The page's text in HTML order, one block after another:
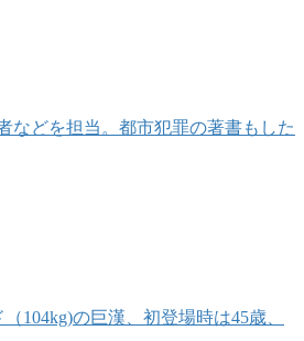
などを担当。都市犯罪の著書もした
104kg)の巨漢、初登場時は45歳、